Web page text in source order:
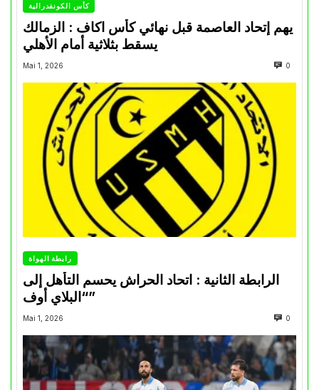
كأس الكونفدرالية
يهم إتحاد العاصمة قبل نهائي كأس اكاف : الزمالك
Mai 1, 2026 0
رابطة الهواة
الرابطة الثانية : اتحاد الحراش يحسم التأهل إلى
“البلاي أوف”
Mai 1, 2026 0